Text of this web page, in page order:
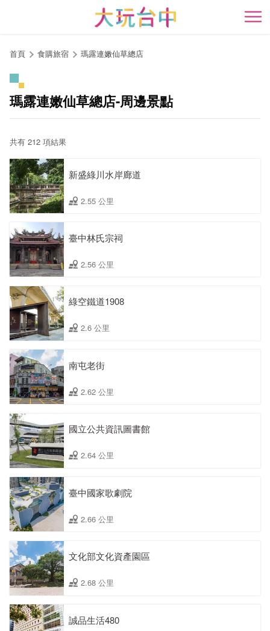
開
首頁 食購旅宿 瑪露連嫩仙草總店
瑪露連嫩仙草總店-周邊景點
共有 212 項結果
新盛綠川水岸廊道
2.55 公里
臺中林氏宗祠
2.56 公里
綠空鐵道1908
2.6 公里
南屯老街
2.62 公里
國立公共資訊圖書館
2.64 公里
臺中國家歌劇院
2.66 公里
文化部文化資產園區
2.68 公里
誠品生活480